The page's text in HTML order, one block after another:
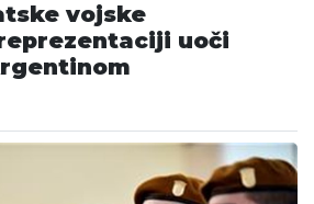
vojske
uoči